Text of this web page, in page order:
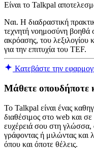
Είναι το Talkpal
Ναι. Η διαδραστική
τεχνητή νοημοσύνη βοηθά
ακρόασης, του λεξιλογίου
για την επιτυχία του TEF.
Κατεβάστε την
Μάθετε οπουδήποτε
Το Talkpal είναι ένας
διαθέσιμος στο web και
ευχέρειά σου στη γλώσσα,
γράφοντας ή μιλώντας και
όπου και όποτε θέλεις.